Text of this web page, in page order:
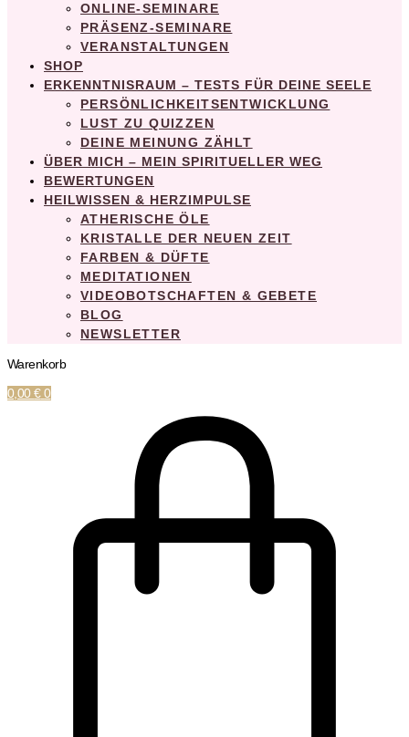
ONLINE-SEMINARE
PRÄSENZ-SEMINARE
VERANSTALTUNGEN
SHOP
ERKENNTNISRAUM – TESTS FÜR DEINE SEELE
PERSÖNLICHKEITSENTWICKLUNG
LUST ZU QUIZZEN
DEINE MEINUNG ZÄHLT
ÜBER MICH – MEIN SPIRITUELLER WEG
BEWERTUNGEN
HEILWISSEN & HERZIMPULSE
ATHERISCHE ÖLE
KRISTALLE DER NEUEN ZEIT
FARBEN & DÜFTE
MEDITATIONEN
VIDEOBOTSCHAFTEN & GEBETE
BLOG
NEWSLETTER
Warenkorb
0,00€ 0